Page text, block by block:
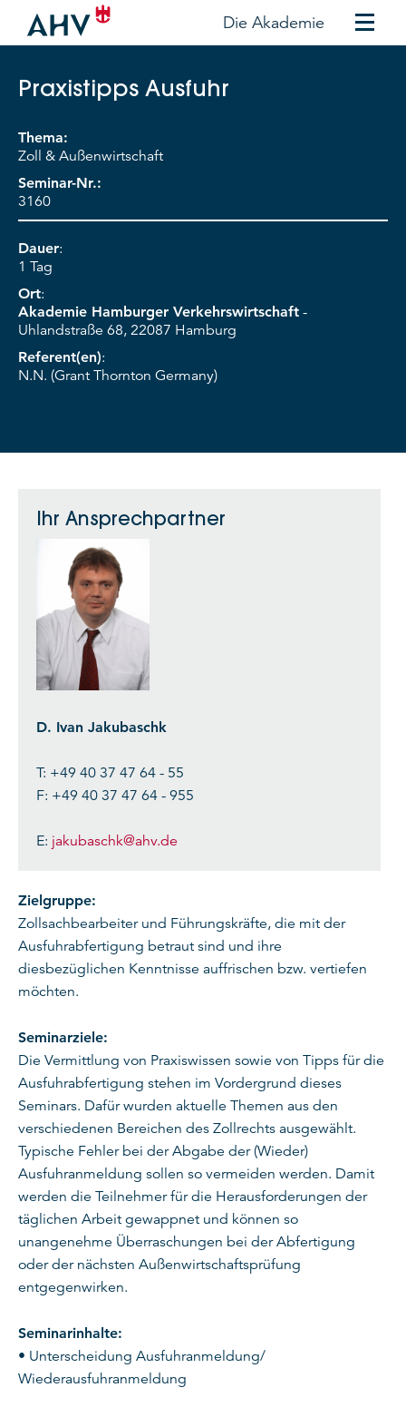
Die Akademie
Praxistipps Ausfuhr
Thema:
Zoll & Außenwirtschaft
Seminar-Nr.:
3160
Dauer:
1 Tag
Ort:
Akademie Hamburger Verkehrswirtschaft -
Uhlandstraße 68, 22087 Hamburg
Referent(en):
N.N. (Grant Thornton Germany)
Ihr Ansprechpartner
D. Ivan Jakubaschk
T: +49 40 37 47 64 - 55
F: +49 40 37 47 64 - 955
E: jakubaschk@ahv.de
Zielgruppe:
Zollsachbearbeiter und Führungskräfte, die mit der
Ausfuhrabfertigung betraut sind und ihre
diesbezüglichen Kenntnisse auffrischen bzw. vertiefen
möchten.
Seminarziele:
Die Vermittlung von Praxiswissen sowie von Tipps für die
Ausfuhrabfertigung stehen im Vordergrund dieses
Seminars. Dafür wurden aktuelle Themen aus den
verschiedenen Bereichen des Zollrechts ausgewählt.
Typische Fehler bei der Abgabe der (Wieder)
Ausfuhranmeldung sollen so vermeiden werden. Damit
werden die Teilnehmer für die Herausforderungen der
täglichen Arbeit gewappnet und können so
unangenehme Überraschungen bei der Abfertigung
oder der nächsten Außenwirtschaftsprüfung
entgegenwirken.
Seminarinhalte:
• Unterscheidung Ausfuhranmeldung/
Wiederausfuhranmeldung